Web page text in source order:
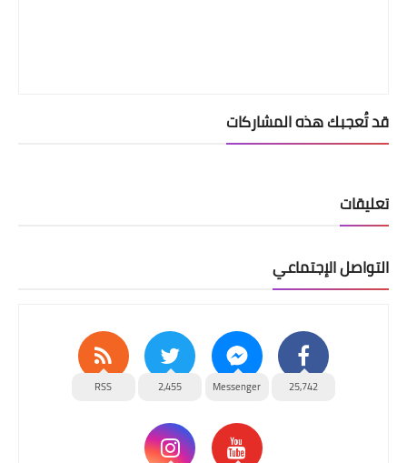
قد تُعجبك هذه المشاركات
تعليقات
التواصل الإجتماعي
25,742
Messenger
2,455
RSS